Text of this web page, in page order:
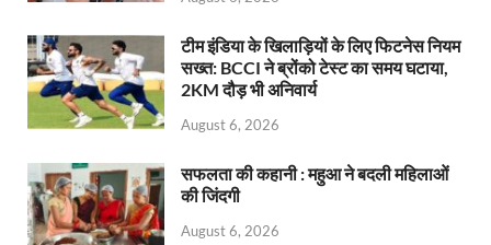
टीम इंडिया के खिलाड़ियों के लिए फिटनेस नियम
सख्त: BCCI ने ब्रोंको टेस्ट का समय घटाया,
2KM दौड़ भी अनिवार्य
August 6, 2026
सफलता की कहानी : महुआ ने बदली महिलाओं
की जिंदगी
August 6, 2026